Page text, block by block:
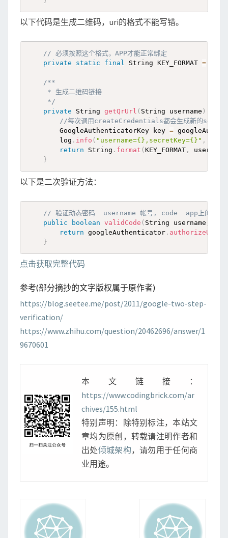
以下代码是生成二维码，uri的格式不能写错。
// 必须按照这个格式，APP才能正常绑定
private
static final String KEY_FORMAT =
/**
     * 生成二维码链接
     */
private String getQrUrl ( String username )
//每次调用createCredentials都会生成新的
        GoogleAuthenticatorKey key
=
        log
. info ( "username={},secretKey={}" ,
return String . format ( KEY_FORMAT , username
}
以下是二次验证方法：
// 验证动态密码  username 帐号, code  app上的6位
public
boolean validCode ( String username
return googleAuthenticator . authorizeUser
}
点击获取完整代码
参考(部分摘抄的文字版权属于原作者)
https://blog.seetee.me/post/2011/google-two-step-
verification/
https://www.zhihu.com/question/20462696/answer/1
9670601
本文链接：
https://www.codingbrick.com/ar
chives/155.html
特别声明：除特别标注，本站文
章均为原创，转载请注明作者和
出处倾城架构，请勿用于任何商
业用途。